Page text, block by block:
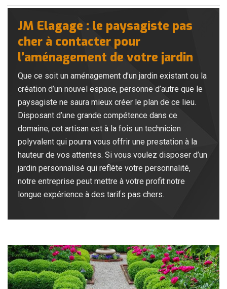
JM Elagage : le paysagiste pas
cher à contacter pour
l’aménagement de votre jardin
Que ce soit un aménagement d’un jardin existant ou la
création d’un nouvel espace, personne d’autre que le
paysagiste ne saura mieux créer le plan de ce lieu.
Disposant d’une grande compétence dans ce
domaine, cet artisan est à la fois un technicien
polyvalent qui pourra vous offrir une prestation à la
hauteur de vos attentes. Si vous voulez disposer d’un
jardin personnalisé qui reflète votre personnalité,
notre entreprise peut mettre à votre profit notre
longue expérience à des tarifs pas chers.